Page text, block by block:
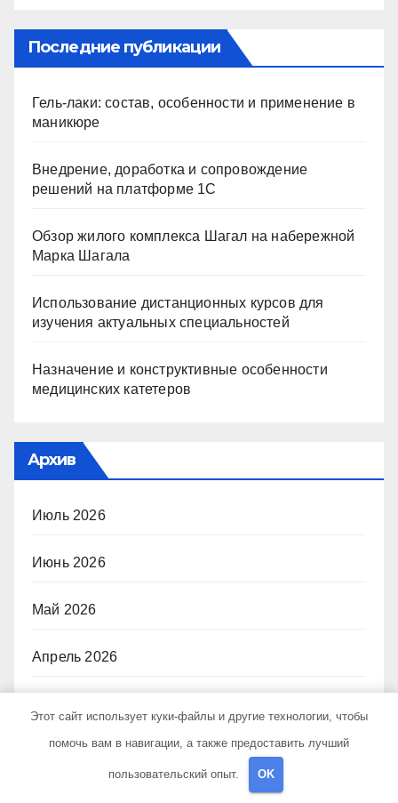
Последние публикации
Гель-лаки: состав, особенности и применение в
маникюре
Внедрение, доработка и сопровождение
решений на платформе 1С
Обзор жилого комплекса Шагал на набережной
Марка Шагала
Использование дистанционных курсов для
изучения актуальных специальностей
Назначение и конструктивные особенности
медицинских катетеров
Архив
Июль 2026
Июнь 2026
Май 2026
Апрель 2026
Февраль 2026
Этот сайт использует куки-файлы и другие технологии, чтобы
помочь вам в навигации, а также предоставить лучший
пользовательский опыт. OK